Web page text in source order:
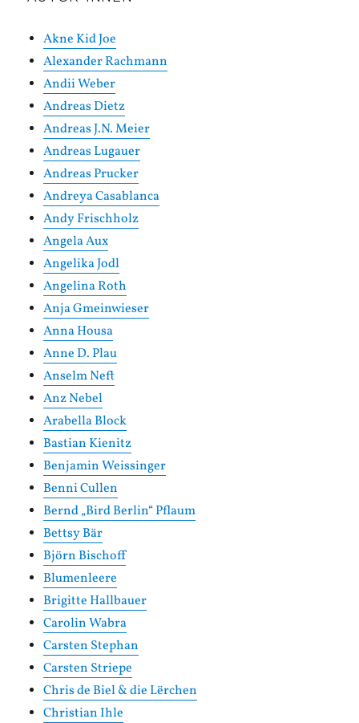
Akne Kid Joe
Alexander Rachmann
Andii Weber
Andreas Dietz
Andreas J.N. Meier
Andreas Lugauer
Andreas Prucker
Andreya Casablanca
Andy Frischholz
Angela Aux
Angelika Jodl
Angelina Roth
Anja Gmeinwieser
Anna Housa
Anne D. Plau
Anselm Neft
Anz Nebel
Arabella Block
Bastian Kienitz
Benjamin Weissinger
Benni Cullen
Bernd „Bird Berlin“ Pflaum
Bettsy Bär
Björn Bischoff
Blumenleere
Brigitte Hallbauer
Carolin Wabra
Carsten Stephan
Carsten Striepe
Chris de Biel & die Lërchen
Christian Ihle